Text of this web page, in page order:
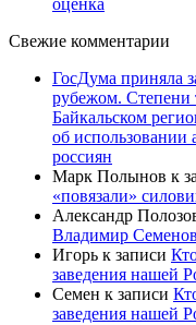
оценка
Свежие комментарии
ГосДума приняла
рубежом. Степени
Байкальском
об
россиян
Марк Полынов к
«повязали»
Александр
Владимир
Игорь к записи
заведения нашей
Семен к записи
заведения нашей